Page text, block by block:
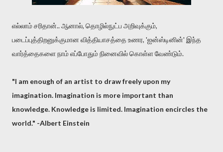
எல்லாம் சரிதான்.. ஆனால், தொழில்நுட்ப அறிவுக்கும்,
படைப்புத்திறனுக்குமான வித்தியாசத்தை உணர, 'ஐன்ஸ்டினின்' இந்த
வார்த்தைகளை நாம் எப்போதும் நினைவில் கொள்ள வேண்டும்.
"I am enough of an artist to draw freely upon my
imagination. Imagination is more important than
knowledge. Knowledge is limited. Imagination encircles the
world." -Albert Einstein